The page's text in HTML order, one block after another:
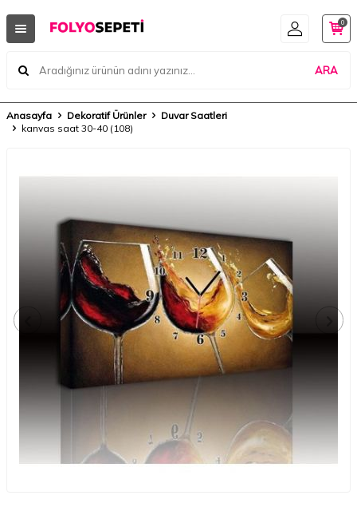
ARA
0
Anasayfa Dekoratif Ürünler
Duvar Saatleri
kanvas saat 30-40 (108)